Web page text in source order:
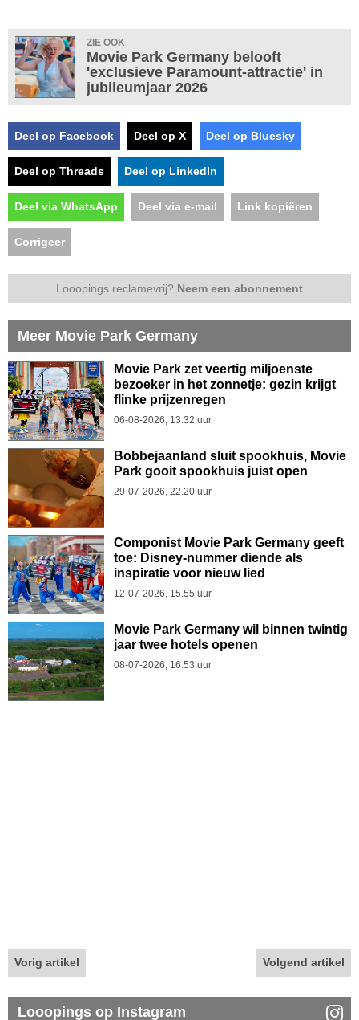
ZIE OOK
Movie Park Germany belooft
'exclusieve Paramount-attractie' in
jubileumjaar 2026
Deel op Facebook Deel op X Deel op Bluesky
Deel op Threads Deel op LinkedIn
Deel via WhatsApp Deel via e-mail Link kopiëren
Corrigeer
Looopings reclamevrij? Neem een abonnement
Meer Movie Park Germany
Movie Park zet veertig miljoenste
bezoeker in het zonnetje: gezin krijgt
flinke prijzenregen
06-08-2026, 13.32 uur
Bobbejaanland sluit spookhuis, Movie
Park gooit spookhuis juist open
29-07-2026, 22.20 uur
Componist Movie Park Germany geeft
toe: Disney-nummer diende als
inspiratie voor nieuw lied
12-07-2026, 15.55 uur
Movie Park Germany wil binnen twintig
jaar twee hotels openen
08-07-2026, 16.53 uur
Vorig artikel Volgend artikel
Looopings op Instagram